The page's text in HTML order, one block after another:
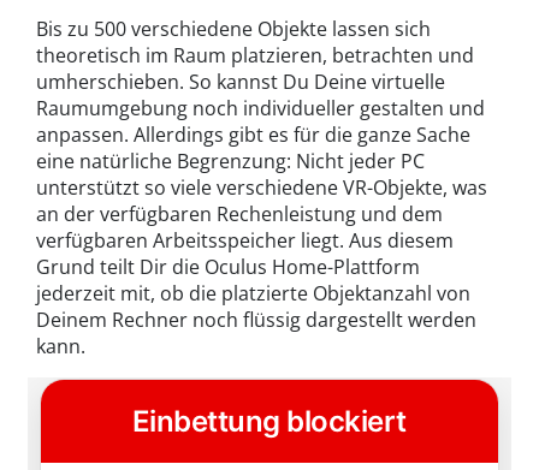
Bis zu 500 verschiedene Objekte lassen sich
theoretisch im Raum platzieren, betrachten und
umherschieben. So kannst Du Deine virtuelle
Raumumgebung noch individueller gestalten und
anpassen. Allerdings gibt es für die ganze Sache
eine natürliche Begrenzung: Nicht jeder PC
unterstützt so viele verschiedene VR-Objekte, was
an der verfügbaren Rechenleistung und dem
verfügbaren Arbeitsspeicher liegt. Aus diesem
Grund teilt Dir die Oculus Home-Plattform
jederzeit mit, ob die platzierte Objektanzahl von
Deinem Rechner noch flüssig dargestellt werden
kann.